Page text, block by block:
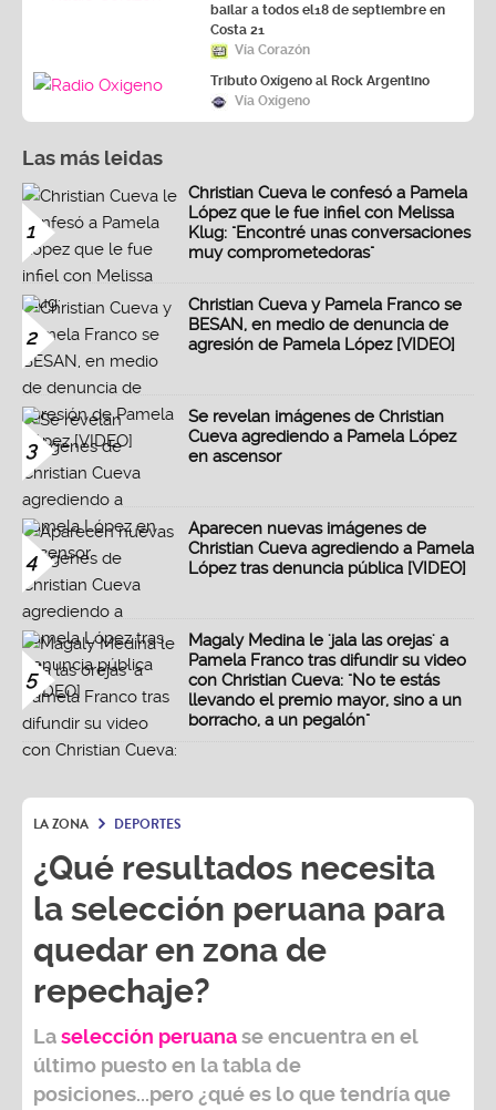
bailar a todos el18 de septiembre en
Costa 21
Vía Corazón
Tributo Oxígeno al Rock Argentino
Vía Oxígeno
Las más leidas
1
Christian Cueva le confesó a Pamela
López que le fue infiel con Melissa
Klug: "Encontré unas conversaciones
muy comprometedoras"
2
Christian Cueva y Pamela Franco se
BESAN, en medio de denuncia de
agresión de Pamela López [VIDEO]
3
Se revelan imágenes de Christian
Cueva agrediendo a Pamela López
en ascensor
4
Aparecen nuevas imágenes de
Christian Cueva agrediendo a Pamela
López tras denuncia pública [VIDEO]
5
Magaly Medina le 'jala las orejas' a
Pamela Franco tras difundir su video
con Christian Cueva: "No te estás
llevando el premio mayor, sino a un
borracho, a un pegalón"
LA ZONA DEPORTES
¿Qué resultados necesita
la selección peruana para
quedar en zona de
repechaje?
Laselección peruanase encuentra en el
último puesto en la tabla de
posiciones...pero ¿qué es lo que tendría que